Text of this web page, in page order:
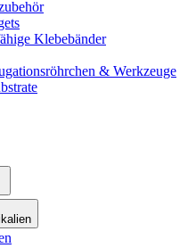
Klebebänder
& Werkzeuge